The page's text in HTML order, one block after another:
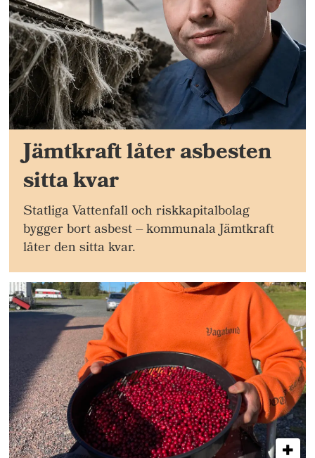
Jämtkraft låter asbesten
sitta kvar
Statliga Vattenfall och riskkapitalbolag
bygger bort asbest – kommunala Jämtkraft
låter den sitta kvar.